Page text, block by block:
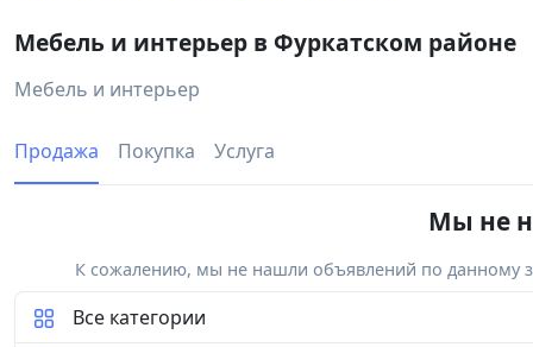
Мебель и интерьер в Фуркатском районе
Мебель и интерьер
Продажа Покупка Услуга
Мы не
К сожалению, мы не нашли объявлений по данному
Все категории